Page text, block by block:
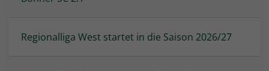
Regionalliga West startet in die Saison 2026/27